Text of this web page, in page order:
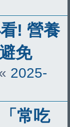
! 營養
免
2025-
常吃